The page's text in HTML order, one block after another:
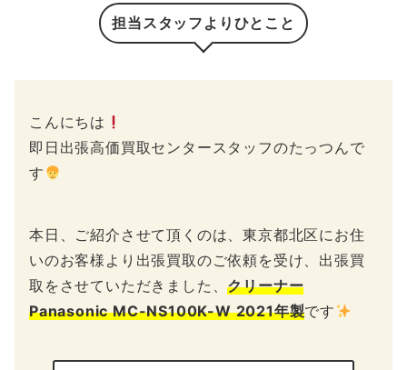
担当スタッフよりひとこと
こんにちは
即日出張高価買取センタースタッフのたっつんで
す
本日、ご紹介させて頂くのは、東京都北区にお住
いのお客様より出張買取のご依頼を受け、出張買
取をさせていただきました、クリーナー
Panasonic MC-NS100K-W 2021年製です